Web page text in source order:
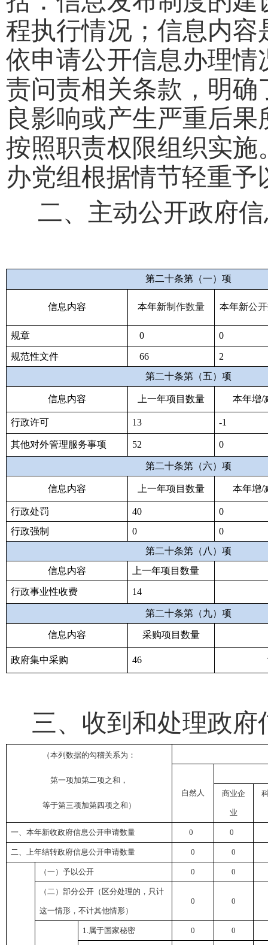
程执行情况；信息内
依申请公开信息办理情
责问责相关条款，明
良影响或产生严重后
按照职责权限组织实
办党组根据情节轻重予
二、主动公开政府
第二十条第（一）项
信息内容 本年新制作数量 本年新公
规章 0 0
规范性文件 66
2
第二十条第（五）项
信息内容 上一年项目数量 本年增/
行政许可 13 -1
其他对外管理服务事项 52 0
第二十条第（六）项
信息内容 上一年项目数量 本年增/
行政处罚 40
0
行政强制
0
0
第二十条第（八）项
信息内容
上一年项目数量
行政事业性收费 14
第二十条第（九）项
信息内容 采购项目数量
政府集中采购 46
三、收到和处理政
（本列数据的勾稽关系为：
第一项加第二项之和，
等于第三项加第四项之和）
自然人 商业企
业
一、本年新收政府信息公开申请数量 0 0
二、上年结转政府信息公开申请数量 0 0
（一）予以公开 0 0
（二）部分公开（区分处理的，只计
这一情形，不计其他情形）
0 0
1.属于国家秘密 0 0